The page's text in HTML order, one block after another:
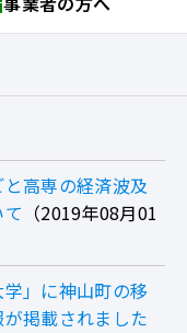
高専の経済波及
2019年08月01
学」に神山町の移
掲載されました